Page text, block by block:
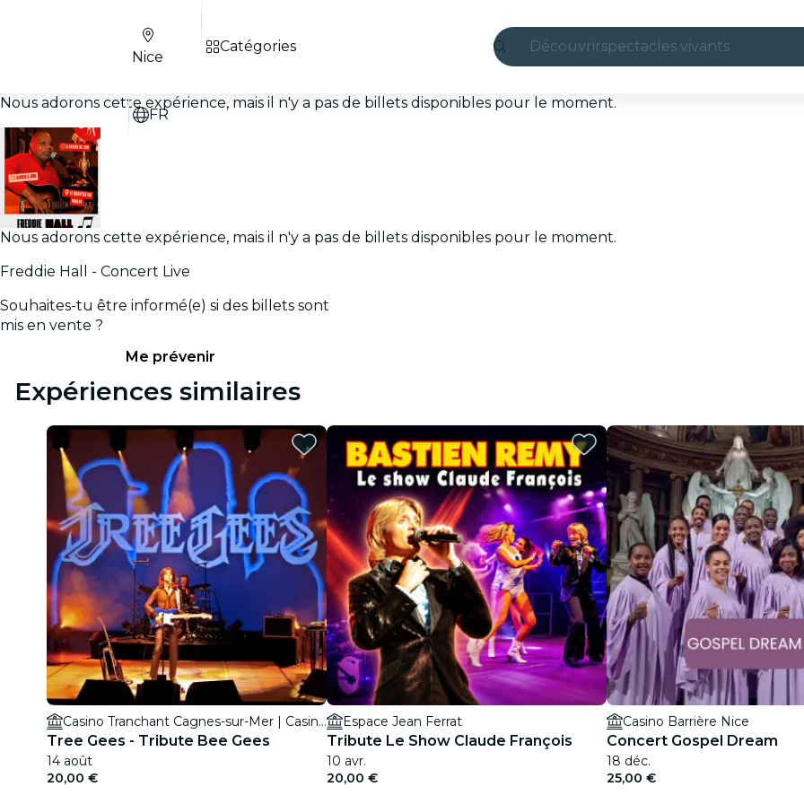
Découvrirspectacles vivants
São Paulo
restaurants
cinéma
Nice
FR
Catégories
Nous adorons cette expérience, mais il n'y a pas de billets disponibles pour le moment.
Nous adorons cette expérience, mais il n'y a pas de billets disponibles pour le moment.
Freddie Hall - Concert Live
Souhaites-tu être informé(e) si des billets sont
mis en vente ?
Me prévenir
Expériences similaires
Casino Tranchant Cagnes-sur-Mer | Casino Terrazur
Tree Gees - Tribute Bee Gees
14 août
20,00 €
Espace Jean Ferrat
Tribute Le Show Claude François
10 avr.
20,00 €
Casino Barrière Nice
Concert Gospel Dream
18 déc.
25,00 €